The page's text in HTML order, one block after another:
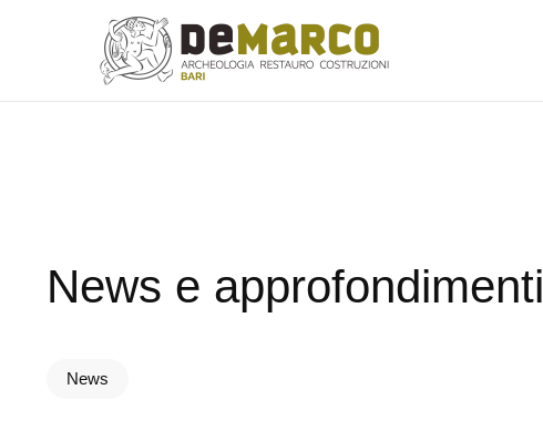
Skip to main content
News e approfondimenti
News